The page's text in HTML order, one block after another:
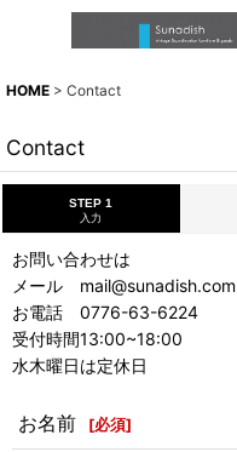
HOME > Contact
Contact
STEP 1
入力
お問い合わせは
メール mail@sunadish.com
お電話 0776-63-6224
受付時間13:00~18:00
水木曜日は定休日
お名前 [必須]